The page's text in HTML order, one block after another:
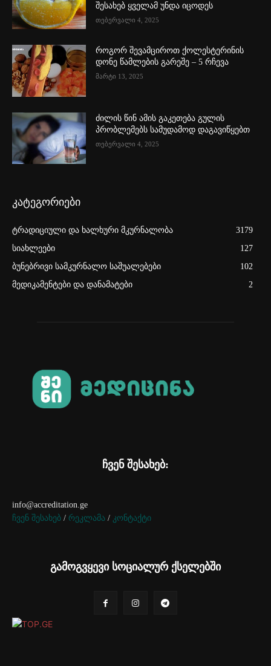
შესახებ ყველამ უნდა იცოდეს
თებერვალი 4, 2025
როგორ შევამციროთ ქოლესტერინის
დონე წამლების გარეშე – 5 რჩევა
მარტი 13, 2025
ძილის წინ ამის გაკეთება გულის
პრობლემებს სამუდამოდ დაგავიწყებთ
თებერვალი 4, 2025
კატეგორიები
ტრადიციული და ხალხური მკურნალობა
3179
სიახლეები
127
ბუნებრივი სამკურნალო საშუალებები
102
მედიკამენტები და დანამატები
2
ჩვენ შესახებ:
info@accreditation.ge
ჩვენ შესახებ / რეკლამა / კონტაქტი
გამოგვყევი სოციალურ ქსელებში